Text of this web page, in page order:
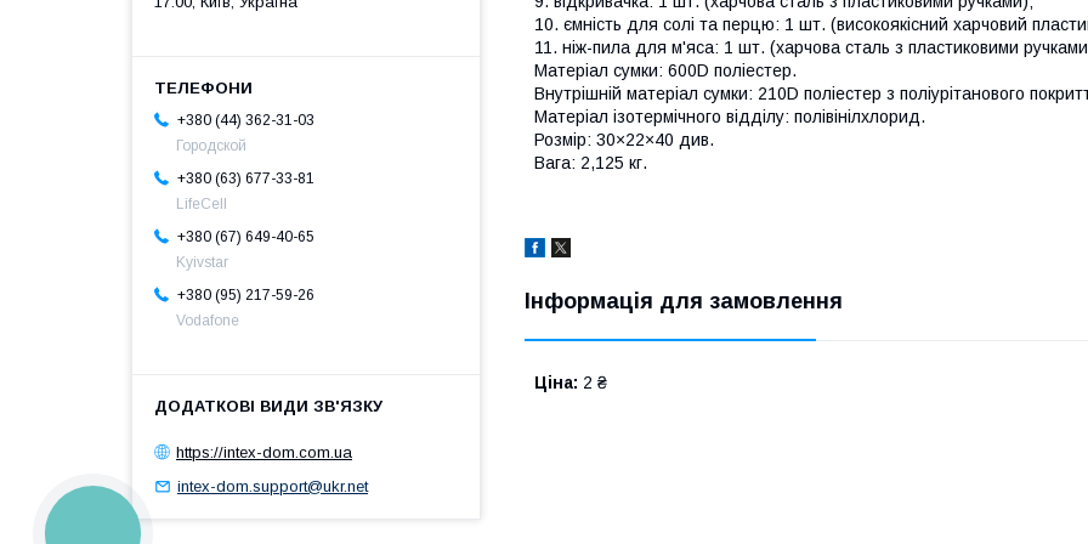
10. ємність для солі та перцю: 1 шт. (високоякісний харчовий
11. ніж-пила для м'яса: 1 шт. (харчова сталь з пластиковими
Матеріал сумки: 600D поліестер.
Внутрішній матеріал сумки: 210D поліестер з поліурітанового
Матеріал ізотермічного відділу: полівінілхлорид.
Розмір: 30×22×40 див.
Вага: 2,125 кг.
Інформація для замовлення
Ціна: 2 ₴
+380 (44) 362-31-03
Городской
+380 (63) 677-33-81
LifeCell
+380 (67) 649-40-65
Kyivstar
+380 (95) 217-59-26
Vodafone
https://intex-dom.com.ua
intex-dom.support@ukr.net